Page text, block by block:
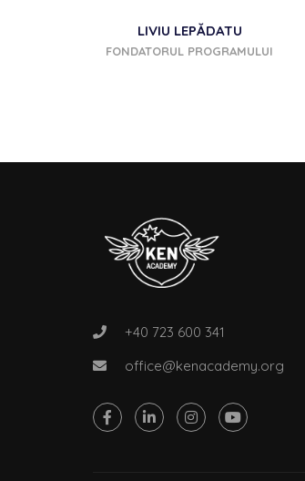
LIVIU LEPĂDATU
FONDATORUL PROGRAMULUI
+40 723 600 341
office@kenacademy.org